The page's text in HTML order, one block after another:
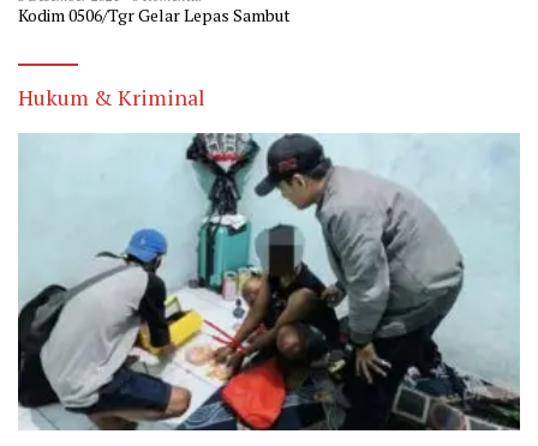
Kodim 0506/Tgr Gelar Lepas Sambut
Hukum & Kriminal